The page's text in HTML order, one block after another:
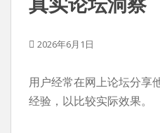
2026年6月1日
用户经常在网上论坛分享
经验，以比较实际效果。